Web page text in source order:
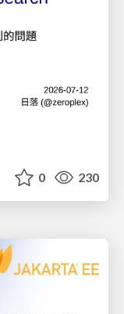
0 230